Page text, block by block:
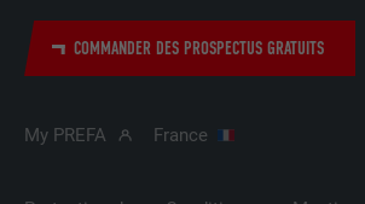
COMMANDER DES PROSPECTUS GRATUITS
My PREFA France
Utilisé par le service
LinkedIn pour suivre